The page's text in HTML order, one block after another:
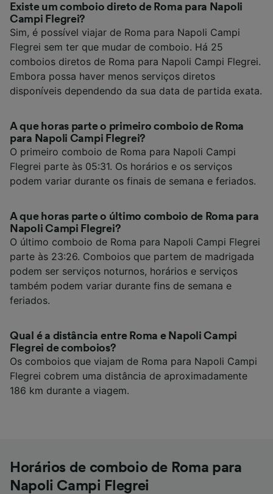
Existe um comboio direto de Roma para Napoli
Campi Flegrei?
Sim, é possível viajar de Roma para Napoli Campi
Flegrei sem ter que mudar de comboio. Há 25
comboios diretos de Roma para Napoli Campi Flegrei.
Embora possa haver menos serviços diretos
disponíveis dependendo da sua data de partida exata.
A que horas parte o primeiro comboio de Roma
para Napoli Campi Flegrei?
O primeiro comboio de Roma para Napoli Campi
Flegrei parte às 05:31. Os horários e os serviços
podem variar durante os finais de semana e feriados.
A que horas parte o último comboio de Roma para
Napoli Campi Flegrei?
O último comboio de Roma para Napoli Campi Flegrei
parte às 23:26. Comboios que partem de madrigada
podem ser serviços noturnos, horários e serviços
também podem variar durante fins de semana e
feriados.
Qual é a distância entre Roma e Napoli Campi
Flegrei de comboios?
Os comboios que viajam de Roma para Napoli Campi
Flegrei cobrem uma distância de aproximadamente
186 km durante a viagem.
Horários de comboio de Roma para
Napoli Campi Flegrei